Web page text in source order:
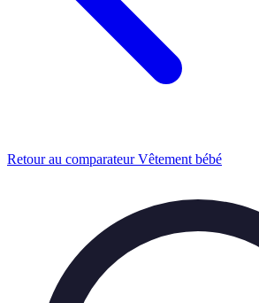
Retour au comparateur Vêtement bébé